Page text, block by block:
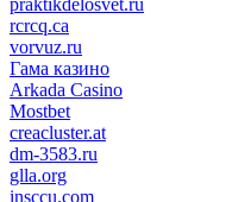
praktikdelosvet.ru
rcrcq.ca
vorvuz.ru
Гама казино
Arkada Casino
Mostbet
creacluster.at
dm-3583.ru
glla.org
insccu.com